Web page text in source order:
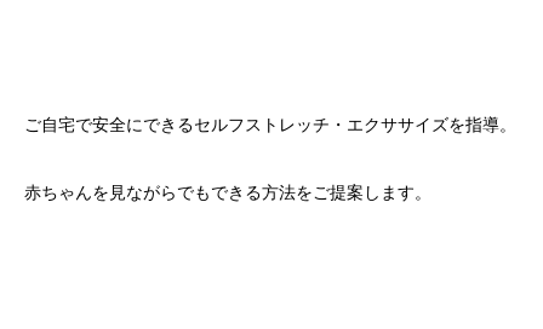
ご自宅で安全にできるセルフストレッチ・エクササイズを指導。
赤ちゃんを見ながらでもできる方法をご提案します。